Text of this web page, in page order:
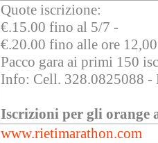
Quote iscrizione:
€.15.00 fino al 5/7 -
€.20.00 fino alle ore
Pacco gara ai primi 150
Info: Cell. 328.0825088
Iscrizioni per gli orange
www.rietimarathon.com